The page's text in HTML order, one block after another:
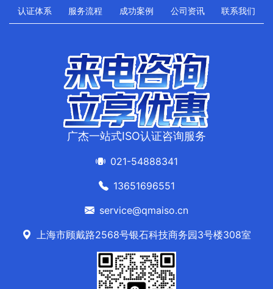
认证体系 服务流程 成功案例 公司资讯 联系我们
广杰一站式ISO认证咨询服务
021-54888341
13651696551
service@qmaiso.cn
上海市顾戴路2568号银石科技商务园3号楼308室